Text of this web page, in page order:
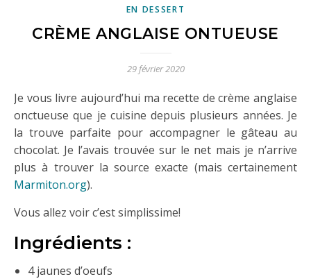
EN DESSERT
CRÈME ANGLAISE ONTUEUSE
29 février 2020
Je vous livre aujourd’hui ma recette de crème anglaise
onctueuse que je cuisine depuis plusieurs années. Je
la trouve parfaite pour accompagner le gâteau au
chocolat. Je l’avais trouvée sur le net mais je n’arrive
plus à trouver la source exacte (mais certainement
Marmiton.org).
Vous allez voir c’est simplissime!
Ingrédients :
4 jaunes d’oeufs